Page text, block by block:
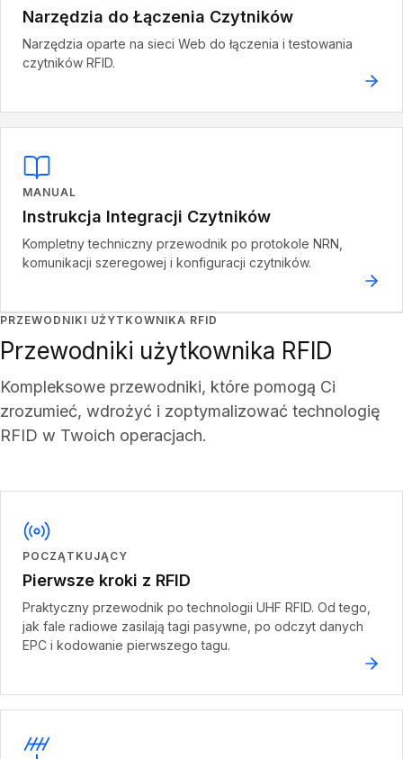
Narzędzia do Łączenia Czytników
Narzędzia oparte na sieci Web do łączenia i testowania
czytników RFID.
MANUAL
Instrukcja Integracji Czytników
Kompletny techniczny przewodnik po protokole NRN,
komunikacji szeregowej i konfiguracji czytników.
PRZEWODNIKI UŻYTKOWNIKA RFID
Przewodniki użytkownika RFID
Kompleksowe przewodniki, które pomogą Ci
zrozumieć, wdrożyć i zoptymalizować technologię
RFID w Twoich operacjach.
POCZĄTKUJĄCY
Pierwsze kroki z RFID
Praktyczny przewodnik po technologii UHF RFID. Od tego,
jak fale radiowe zasilają tagi pasywne, po odczyt danych
EPC i kodowanie pierwszego tagu.